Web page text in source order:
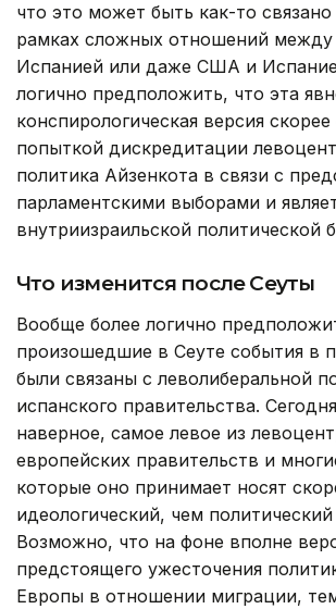
что это может быть как-то
рамках сложных отношений
Испанией или даже США и
логично предположить, что эта
конспирологическая версия скорее
попыткой дискредитации
политика Айзенкота в связи с
парламентскими выборами и
внутриизраильской политической
Что изменится после Сеуты
Вообще более логично
произошедшие в Сеуте события в
были связаны с леволиберальной
испанского правительства.
наверное, самое левое из
европейских правительств и
которые оно принимает носят
идеологический, чем политический
Возможно, что на фоне вполне
предстоящего ужесточения
Европы в отношении миграции,